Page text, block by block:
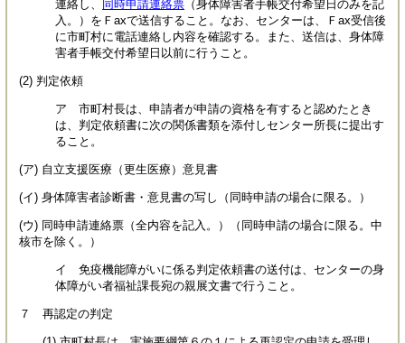
連絡し、 同時申請連絡票 （身体障害者手帳交付希望日のみを記
入。）をＦaxで送信すること。なお、センターは、Ｆax受信後
に市町村に電話連絡し内容を確認する。また、送信は、身体障
害者手帳交付希望日以前に行うこと。
(2) 判定依頼
ア 市町村長は、申請者が申請の資格を有すると認めたとき
は、判定依頼書に次の関係書類を添付しセンター所長に提出す
ること。
(ア) 自立支援医療（更生医療）意見書
(イ) 身体障害者診断書・意見書の写し（同時申請の場合に限る。）
(ウ) 同時申請連絡票（全内容を記入。）（同時申請の場合に限る。中
核市を除く。）
イ 免疫機能障がいに係る判定依頼書の送付は、センターの身
体障がい者福祉課長宛の親展文書で行うこと。
７ 再認定の判定